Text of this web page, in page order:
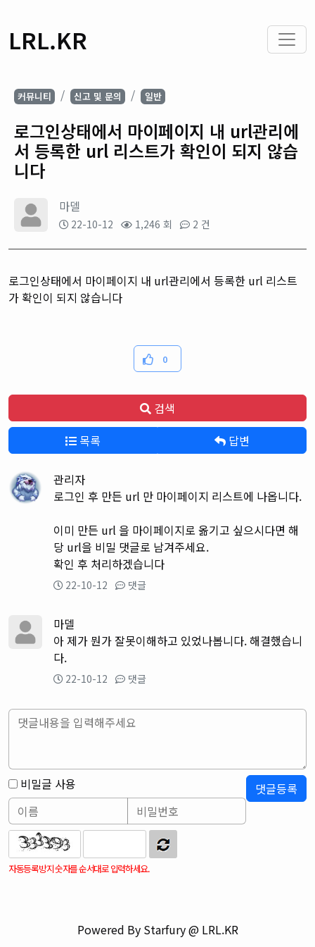
LRL.KR
커뮤니티 신고 및 문의 일반
로그인상태에서 마이페이지 내 url관리에
서 등록한 url 리스트가 확인이 되지 않습
니다
마델
22-10-12 1,246 회 2 건
로그인상태에서 마이페이지 내 url관리에서 등록한 url 리스트
가 확인이 되지 않습니다
0
검색
목록
답변
관리자
로그인 후 만든 url 만 마이페이지 리스트에 나옵니다.
이미 만든 url 을 마이페이지로 옮기고 싶으시다면 해
당 url을 비밀 댓글로 남겨주세요.
확인 후 처리하겠습니다
22-10-12 댓글
마델
아 제가 뭔가 잘못이해하고 있었나봅니다. 해결했습니
다.
22-10-12 댓글
비밀글 사용
자동등록방지 숫자를 순서대로 입력하세요.
Powered By Starfury @ LRL.KR